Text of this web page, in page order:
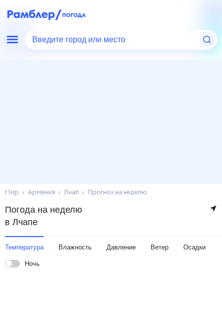
Введите город или место
Мир Армения Лчап Прогноз на неделю
Погода на неделю
в Лчапе
Температура Влажность Давление Ветер Осадки
Ночь